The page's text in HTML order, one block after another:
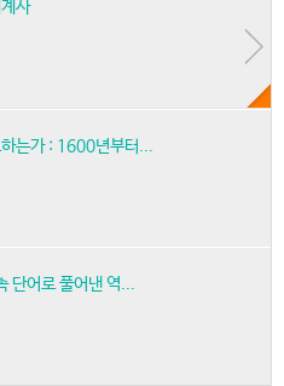
사
하는가 : 1600년부터...
단어로 풀어낸 역...